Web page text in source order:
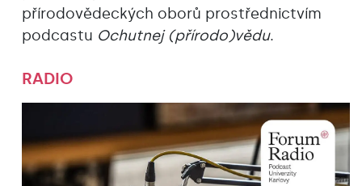
přírodovědeckých oborů prostřednictvím
podcastu Ochutnej (přírodo)vědu.
RADIO